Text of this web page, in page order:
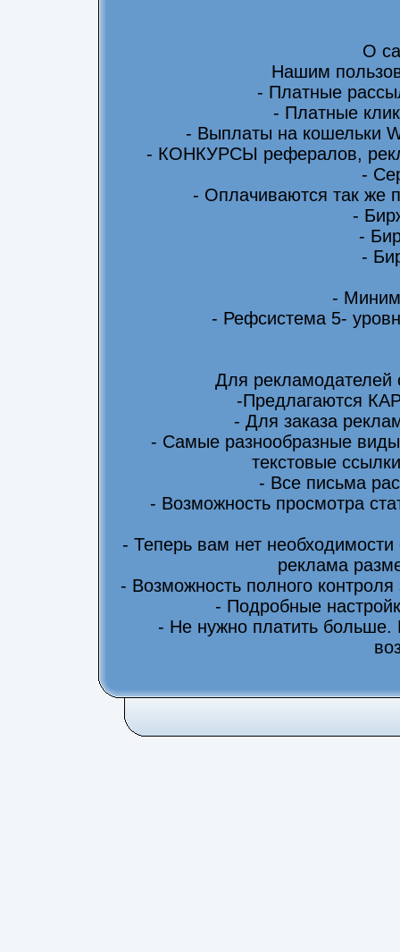
О
Нашим
- Платные
- Платные
- Выплаты на кошельки
- КОНКУРСЫ рефералов,
-
- Оплачиваются так же
-
-
-
-
- Рефсистема 5-
Для
-Предлагаются
- Для заказа
- Самые разнообразные
текстовые
- Все письма
- Возможность просмотра
- Теперь вам нет
реклама
- Возможность полного
- Подробные
- Не нужно платить больше.